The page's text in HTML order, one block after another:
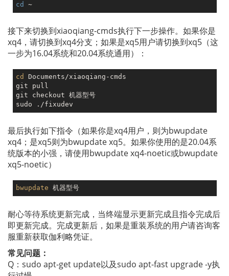
cd
接下来切换到xiaoqiang-cmds执行下一步操作。如果你是
xq4，请切换到xq4分支；如果是xq5用户请切换到xq5（这
一步为16.04系统和20.04系统通用）：
cd
Documents/xiaoqiang-cmds
git pull
git checkout 机器型号
最后执行如下指令（如果你是xq4用户，则为bwupdate
xq4；是xq5则为bwupdate xq5。如果你使用的是20.04系
统版本的小强，请使用bwupdate xq4-noetic或bwupdate
xq5-noetic）
bwupdate
耐心等待系统更新完成，当终端显示更新完成且指令完成后
即更新完成。完成更新后，如果是重装系统的用户请咨询客
服重新获取伽利略凭证。
常见问题：
Q：sudo apt-get update以及sudo apt-fast upgrade -y执